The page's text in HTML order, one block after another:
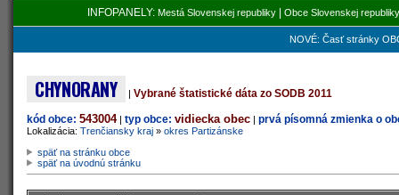
INFOPANELY: Mestá Slovenskej republiky| Obce Slovenskej republiky
NOVÉ: Časť stránky
CHYNORANY | Vybrané štatistické dáta zo SODB 2011
kód obce: 543004| typ obce: vidiecka obec | prvá písomná zmienka o
Lokalizácia: Trenčiansky kraj » okres Partizánske
späť na stránku obce
späť na úvodnú stránku